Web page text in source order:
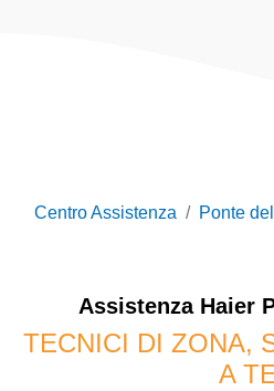
Centro Assistenza Ponte
Assistenza Haier
TECNICI DI ZONA,
A